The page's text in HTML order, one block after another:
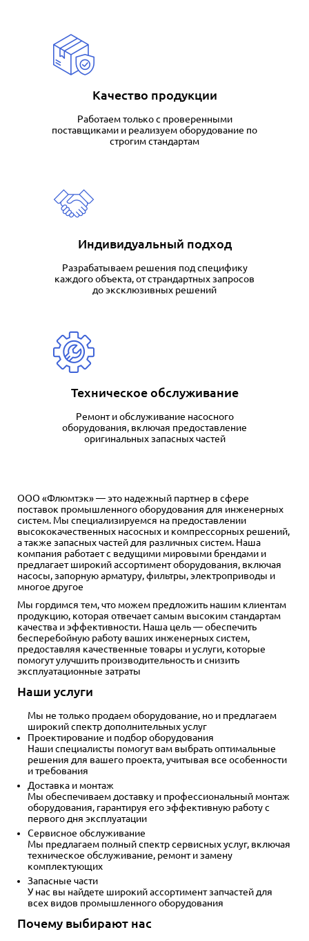
Качество продукции
Работаем только с проверенными
поставщиками и реализуем оборудование по
строгим стандартам
Индивидуальный подход
Разрабатываем решения под специфику
каждого объекта, от страндартных запросов
до эксклюзивных решений
Техническое обслуживание
Ремонт и обслуживание насосного
оборудования, включая предоставление
оригинальных запасных частей
ООО «Флюмтэк» — это надежный партнер в сфере
поставок промышленного оборудования для инженерных
систем. Мы специализируемся на предоставлении
высококачественных насосных и компрессорных решений,
а также запасных частей для различных систем. Наша
компания работает с ведущими мировыми брендами и
предлагает широкий ассортимент оборудования, включая
насосы, запорную арматуру, фильтры, электроприводы и
многое другое
Мы гордимся тем, что можем предложить нашим клиентам
продукцию, которая отвечает самым высоким стандартам
качества и эффективности. Наша цель — обеспечить
бесперебойную работу ваших инженерных систем,
предоставляя качественные товары и услуги, которые
помогут улучшить производительность и снизить
эксплуатационные затраты
Наши услуги
Мы не только продаем оборудование, но и предлагаем
широкий спектр дополнительных услуг
Проектирование и подбор оборудования
Наши специалисты помогут вам выбрать оптимальные
решения для вашего проекта, учитывая все особенности
и требования
Доставка и монтаж
Мы обеспечиваем доставку и профессиональный монтаж
оборудования, гарантируя его эффективную работу с
первого дня эксплуатации
Сервисное обслуживание
Мы предлагаем полный спектр сервисных услуг, включая
техническое обслуживание, ремонт и замену
комплектующих
Запасные части
У нас вы найдете широкий ассортимент запчастей для
всех видов промышленного оборудования
Почему выбирают нас